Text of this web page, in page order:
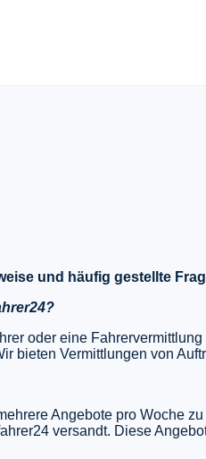
und häufig gestellte
oder eine
bieten Vermittlungen von
Angebote pro Woche
versandt. Diese